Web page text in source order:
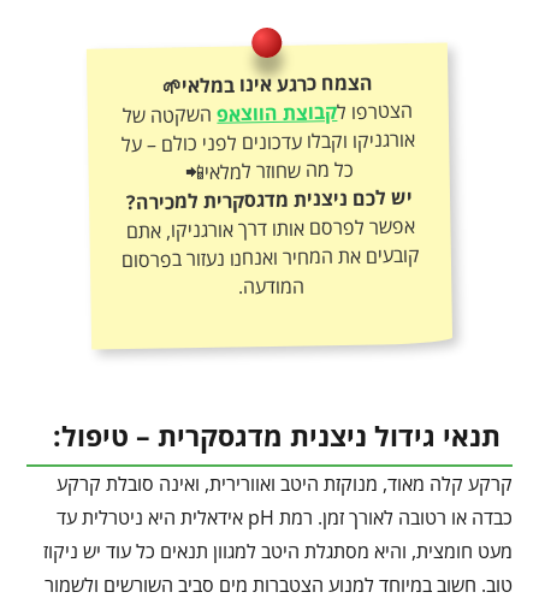
הצמח כרגע אינו במלאי🌱
הצטרפו לקבוצת הווצאפהשקטה של
אורגניקו וקבלו עדכונים לפני כולם – על
כל מה שחוזר למלאי📲
יש לכם ניצנית מדגסקרית למכירה?
אפשר לפרסם אותו דרך אורגניקו, אתם
קובעים את המחיר ואנחנו נעזור בפרסום
המודעה.
תנאי גידול ניצנית מדגסקרית – טיפול:
קרקע קלה מאוד, מנוקזת היטב ואוורירית, ואינה סובלת קרקע
כבדה או רטובה לאורך זמן. רמת pH אידאלית היא ניטרלית עד
מעט חומצית, והיא מסתגלת היטב למגוון תנאים כל עוד יש ניקוז
טוב. חשוב במיוחד למנוע הצטברות מים סביב השורשים ולשמור